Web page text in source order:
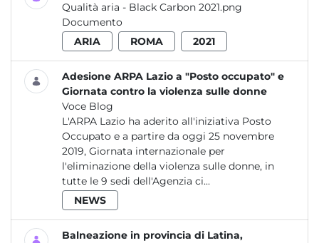
Qualità aria - Black Carbon 2021.png
Documento
ARIA
ROMA 2021
Adesione ARPA Lazio a "Posto occupato" e
Giornata contro la violenza sulle donne
Voce Blog
L'ARPA Lazio ha aderito all'iniziativa Posto
Occupato e a partire da oggi 25 novembre
2019, Giornata internazionale per
l'eliminazione della violenza sulle donne, in
tutte le 9 sedi dell'Agenzia ci...
NEWS
Balneazione in provincia di Latina,